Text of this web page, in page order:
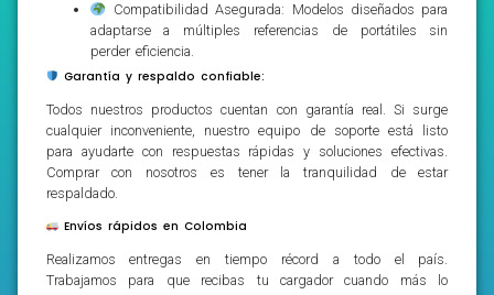
Compatibilidad Asegurada: Modelos diseñados para
adaptarse a múltiples referencias de portátiles sin
perder eficiencia.
Garantía y respaldo confiable:
Todos nuestros productos cuentan con garantía real. Si surge
cualquier inconveniente, nuestro equipo de soporte está listo
para ayudarte con respuestas rápidas y soluciones efectivas.
Comprar con nosotros es tener la tranquilidad de estar
respaldado.
Envíos rápidos en Colombia
Realizamos entregas en tiempo récord a todo el país.
Trabajamos para que recibas tu cargador cuando más lo